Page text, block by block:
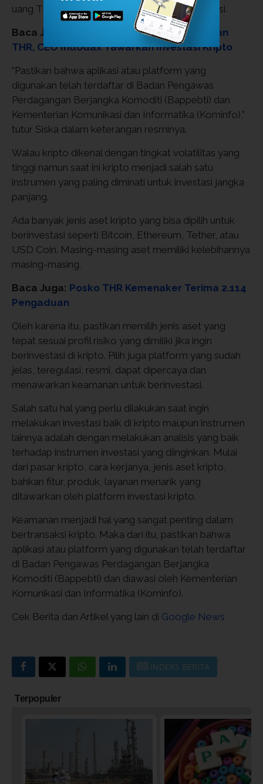
uang THR dapat dialokasikan untuk berinvestasi.
Baca Juga:
Agar Tidak Boros Menggunakan
THR, CEO Indodax Tawarkan Investasi Kripto
"Pastikan bahwa aplikasi atau platform yang
digunakan telah terdaftar di Badan Pengawas
Perdagangan Berjangka Komoditi (Bappebti) dan
Kementerian Komunikasi dan Informatika (Kominfo),”
tutur Siska dalam keterangan resminya.
Walau kripto dikenal dengan tingkat volatilitas yang
tinggi namun saat ini kripto menjadi salah satu
instrumen yang paling diminati untuk investasi jangka
panjang.
Ada banyak jenis aset kripto yang bisa dipilih untuk
berinvestasi seperti Bitcoin, Ethereum, Tether, atau
USD Coin. Masing-masing aset memiliki kelebihannya
masing-masing.
Baca Juga: Posko THR Kemenaker Terima 2.114
Pengaduan
Oleh karena itu, pastikan memilih jenis aset yang
tepat sesuai profil risiko yang dimiliki jika ingin
berinvestasi di kripto. Pilih juga platform yang sudah
jelas, teregulasi, resmi, dapat dipercaya dan
menawarkan keamanan untuk berinvestasi.
Salah satu hal yang perlu dilakukan saat ingin
melakukan investasi baik di kripto maupun instrumen
lainnya adalah dengan melakukan analisis yang baik
terhadap instrumen investasi yang diinginkan. Mulai
dari pasar kripto, cara kerjanya, jenis aset kripto,
bahkan fitur, produk, layanan menarik yang
ditawarkan oleh platform investasi kripto.
Keamanan menjadi hal yang sangat penting dalam
bertransaksi kripto. Maka dari itu, pastikan bahwa
aplikasi atau platform yang digunakan telah terdaftar
di Badan Pengawas Perdagangan Berjangka
Komoditi (Bappebti) dan diawasi oleh Kementerian
Komunikasi dan Informatika (Kominfo).
Cek Berita dan Artikel yang lain di Google News
INDEKS BERITA
Terpopuler